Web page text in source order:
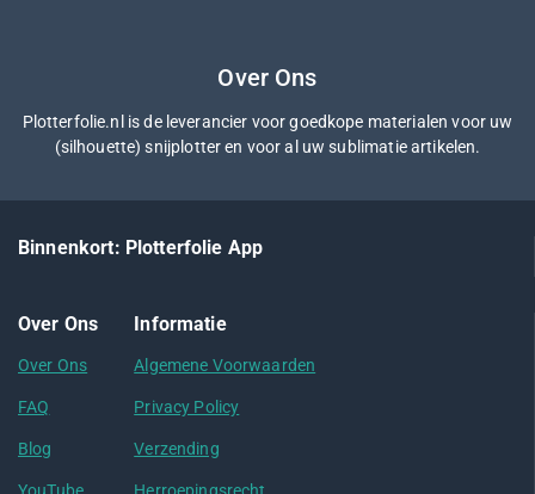
Over Ons
Plotterfolie.nl is de leverancier voor goedkope materialen voor uw
(silhouette) snijplotter en voor al uw sublimatie artikelen.
Binnenkort: Plotterfolie App
Over Ons
Over Ons
FAQ
Blog
Informatie
Algemene Voorwaarden
Privacy Policy
Verzending